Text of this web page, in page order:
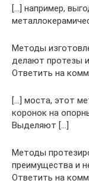
[…] например,
Методы
делают протезы
Ответить на
[…] моста, этот
коронок на
Выделяют […]
Методы
преимущества и
Ответить на